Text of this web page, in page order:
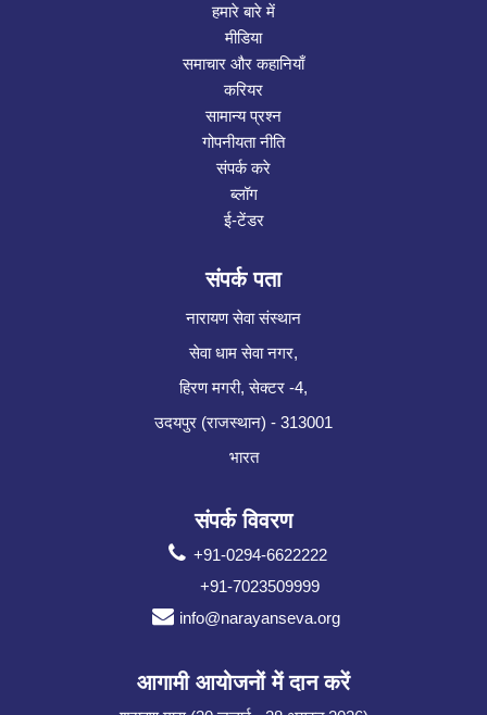
हमारे बारे में
मीडिया
समाचार और कहानियाँ
करियर
सामान्य प्रश्न
गोपनीयता नीति
संपर्क करे
ब्लॉग
ई-टेंडर
संपर्क पता
नारायण सेवा संस्थान
सेवा धाम सेवा नगर,
हिरण मगरी, सेक्टर -4,
उदयपुर (राजस्थान) - 313001
भारत
संपर्क विवरण
+91-0294-6622222
+91-7023509999
info@narayanseva.org
आगामी आयोजनों में दान करें